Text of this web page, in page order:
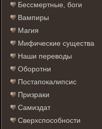
Бессмертные, боги
Вампиры
Магия
Мифические существа
Наши переводы
Оборотни
Постапокалипсис
Призраки
Самиздат
Сверхспособности